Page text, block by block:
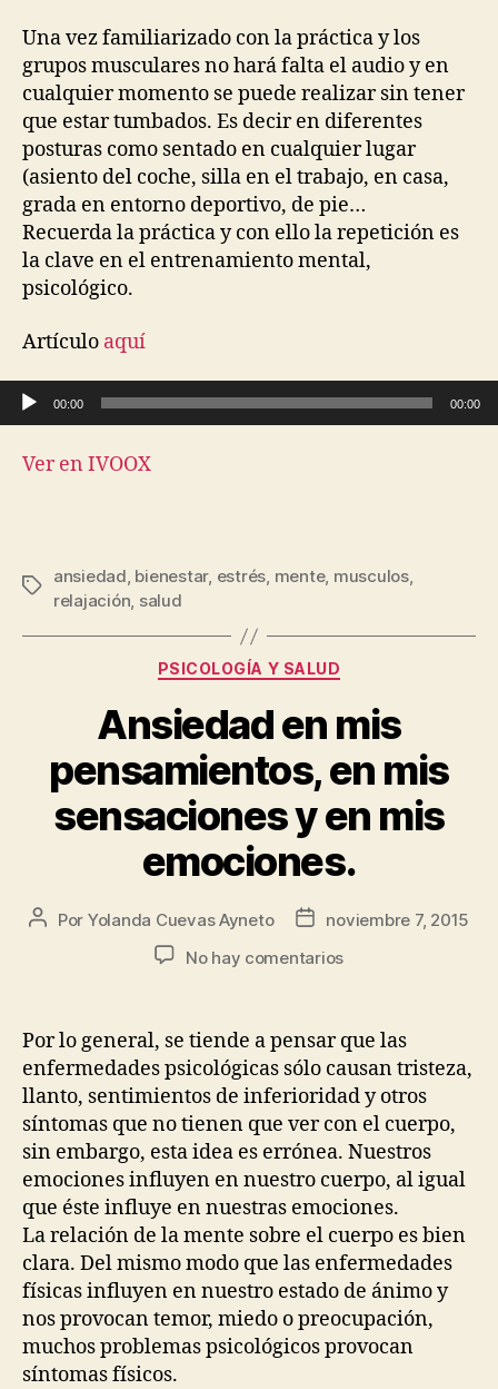
Una vez familiarizado con la práctica y los
grupos musculares no hará falta el audio y en
cualquier momento se puede realizar sin tener
que estar tumbados. Es decir en diferentes
posturas como sentado en cualquier lugar
(asiento del coche, silla en el trabajo, en casa,
grada en entorno deportivo, de pie…
Recuerda la práctica y con ello la repetición es
la clave en el entrenamiento mental,
psicológico.
Artículo aquí
Reproductor de audio
00:00 00:00
Ver en IVOOX
ansiedad, bienestar, estrés, mente, musculos,
relajación, salud
PSICOLOGÍA Y SALUD
Ansiedad en mis
pensamientos, en mis
sensaciones y en mis
emociones.
Por Yolanda Cuevas Ayneto
noviembre 7, 2015
No hay comentarios
Por lo general, se tiende a pensar que las
enfermedades psicológicas sólo causan tristeza,
llanto, sentimientos de inferioridad y otros
síntomas que no tienen que ver con el cuerpo,
sin embargo, esta idea es errónea. Nuestros
emociones influyen en nuestro cuerpo, al igual
que éste influye en nuestras emociones.
La relación de la mente sobre el cuerpo es bien
clara. Del mismo modo que las enfermedades
físicas influyen en nuestro estado de ánimo y
nos provocan temor, miedo o preocupación,
muchos problemas psicológicos provocan
síntomas físicos.